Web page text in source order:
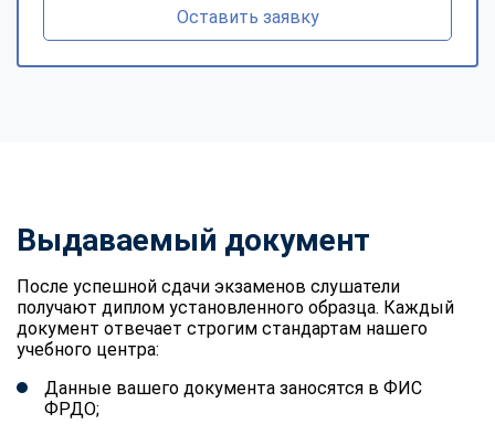
Оставить заявку
Выдаваемый документ
После успешной сдачи экзаменов слушатели
получают диплом установленного образца. Каждый
документ отвечает строгим стандартам нашего
учебного центра:
Данные вашего документа заносятся в ФИС
ФРДО;